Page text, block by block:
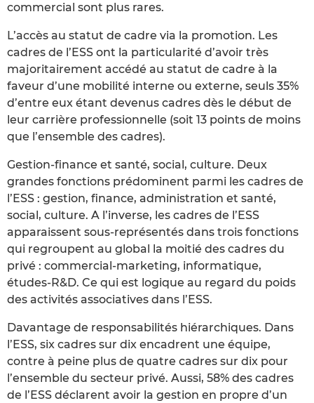
commercial sont plus rares.
L’accès au statut de cadre via la promotion. Les
cadres de l’ESS ont la particularité d’avoir très
majoritairement accédé au statut de cadre à la
faveur d’une mobilité interne ou externe, seuls 35%
d’entre eux étant devenus cadres dès le début de
leur carrière professionnelle (soit 13 points de moins
que l’ensemble des cadres).
Gestion-finance et santé, social, culture. Deux
grandes fonctions prédominent parmi les cadres de
l’ESS : gestion, finance, administration et santé,
social, culture. A l’inverse, les cadres de l’ESS
apparaissent sous-représentés dans trois fonctions
qui regroupent au global la moitié des cadres du
privé : commercial-marketing, informatique,
études-R&D. Ce qui est logique au regard du poids
des activités associatives dans l’ESS.
Davantage de responsabilités hiérarchiques. Dans
l’ESS, six cadres sur dix encadrent une équipe,
contre à peine plus de quatre cadres sur dix pour
l’ensemble du secteur privé. Aussi, 58% des cadres
de l’ESS déclarent avoir la gestion en propre d’un